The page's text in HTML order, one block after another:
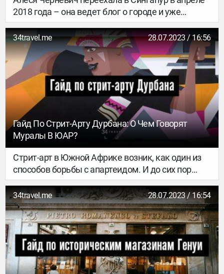
2018 года – она ведет блог о городе и уже
рассказывала нам о том, как в нем устроена
жизнь и туристический бизнес. В этом выпуске –
подробный и проверенный фудхантерский гайд.
34travel.me 28.07.2023 / 16:56
Гайд По Стрит-Арту Дурбана: О Чем Говорят
Муралы В ЮАР?
Стрит-арт в Южной Африке возник, как один из
способов борьбы с апартеидом. И до сих пор
проблема равенства прав черного и белого
населения и память об апартеиде остаются
центральными темами местных муралов.
Однако в Дурбане – главном курортном городе
ЮАР – появляется все больше уличных
художников, старающихся своими творениями
скрасить не самый радужный
южноафриканский быт и сделать депрессивные
34travel.me 28.07.2023 / 16:54